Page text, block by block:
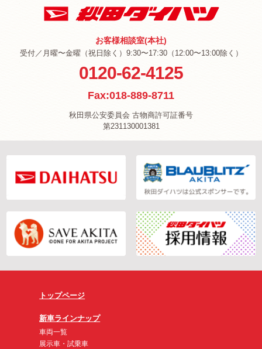
お客様相談室(本社)
受付／月曜〜金曜（祝日除く）9:30〜17:30（12:00〜13:00除く）
0120-62-4125
Fax:018-889-8711
秋田県公安委員会 古物商許可証番号
第231130001381
トップページ
新車ラインナップ
車両一覧
展示車・試乗車